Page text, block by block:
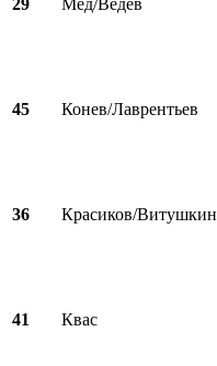
29 Мед/Ведев
45 Конев/Лаврентьев
36 Красиков/Витушкин
41 Квас